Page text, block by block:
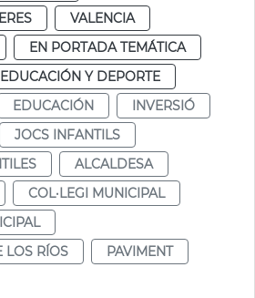
VALENCIA
EN PORTADA TEMÁTICA
EDUCACIÓN Y DEPORTE
EDUCACIÓN
INVERSIÓ
JOCS INFANTILS
ALCALDESA
COL·LEGI MUNICIPAL
LOS RÍOS
PAVIMENT